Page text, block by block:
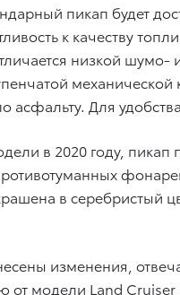
пикап будет
к качеству
низкой
Для
в 2020 году,
в серебристый
изменения,
модели Land